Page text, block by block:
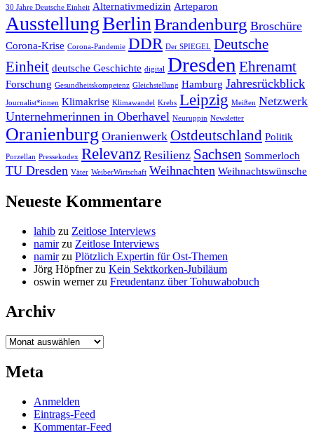
30 Jahre Deutsche Einheit Alternativmedizin Arteparon
AusstellungBerlin Brandenburg Broschüre
Corona-Krise Corona-Pandemie DDR Der SPIEGEL Deutsche
Einheit deutsche Geschichte digital Dresden Ehrenamt
Forschung Gesundheitskompetenz Gleichstellung Hamburg Jahresrückblick
Journalist*innen Klimakrise Klimawandel Krebs Leipzig Meißen Netzwerk
Unternehmerinnen in Oberhavel Neuruppin Newsletter
Oranienburg Oranienwerk Ostdeutschland Politik
Porzellan Pressekodex Relevanz Resilienz Sachsen Sommerloch
TU Dresden Väter WeiberWirtschaft Weihnachten Weihnachtswünsche
Neueste Kommentare
lahib zu Zeitlose Interviews
namirzu Zeitlose Interviews
namirzu Plötzlich Expertin für Ost-Themen
Jörg Höpfnerzu Kein Sektkorken-Jubiläum
oswin wernerzu Freudentanz über Tohuwabobuch
Archiv
Archiv
Meta
Anmelden
Eintrags-Feed
Kommentar-Feed